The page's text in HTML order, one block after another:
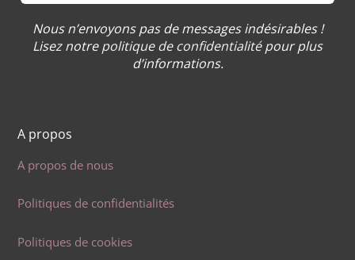
Nous n’envoyons pas de messages indésirables !
Lisez notrepolitique de confidentialitépour plus
d’informations.
A propos
A propos de nous
Politiques de confidentialités
Politiques de cookies